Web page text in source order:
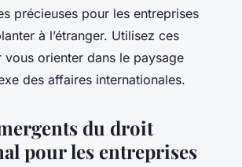
précieuses pour les entreprises
à l’étranger. Utilisez ces
vous orienter dans le paysage
des affaires internationales.
du droit
pour les entreprises